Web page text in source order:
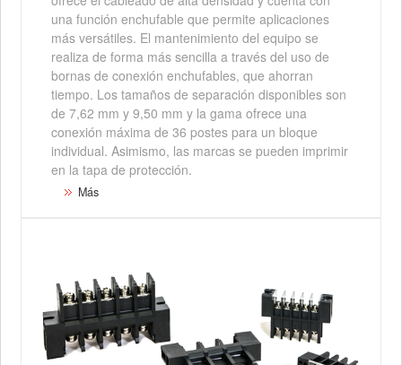
una función enchufable que permite aplicaciones
más versátiles. El mantenimiento del equipo se
realiza de forma más sencilla a través del uso de
bornas de conexión enchufables, que ahorran
tiempo. Los tamaños de separación disponibles son
de 7,62 mm y 9,50 mm y la gama ofrece una
conexión máxima de 36 postes para un bloque
individual. Asimismo, las marcas se pueden imprimir
en la tapa de protección.
Más